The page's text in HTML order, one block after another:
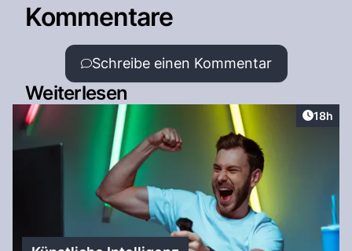
Kommentare
Schreibe einen Kommentar
Weiterlesen
Artikel
18h